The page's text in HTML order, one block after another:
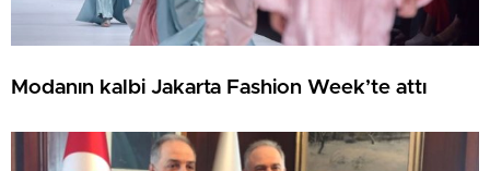
Modanın kalbi Jakarta Fashion Week’te attı